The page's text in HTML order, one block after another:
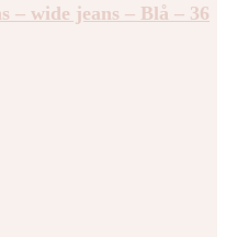
– wide jeans – Blå – 36